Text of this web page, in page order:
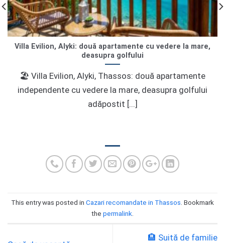
Villa Evilion, Alyki: două apartamente cu vedere la mare,
deasupra golfului
🏖 Villa Evilion, Alyki, Thassos: două apartamente
independente cu vedere la mare, deasupra golfului
adăpostit [...]
This entry was posted in Cazari recomandate in Thassos . Bookmark
the permalink
🏨 Suită de familie